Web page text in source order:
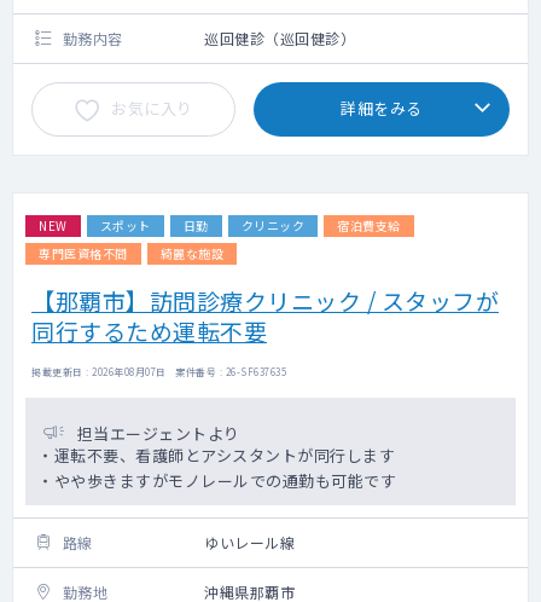
勤務内容 巡回健診（巡回健診）
お気に入り 詳細をみる
NEW スポット 日勤 クリニック
宿泊費支給
専門医資格不問
綺麗な施設
【那覇市】訪問診療クリニック / スタッフが
同行するため運転不要
掲載更新日 : 2026年08月07日 案件番号 : 26-SF637635
担当エージェントより
・運転不要、看護師とアシスタントが同行します
・やや歩きますがモノレールでの通勤も可能です
路線 ゆいレール線
勤務地 沖縄県那覇市